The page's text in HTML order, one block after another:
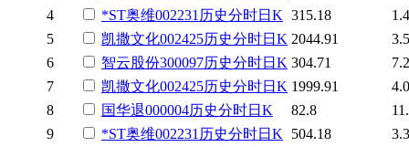
4
*ST奥维002231 历史分时日K 315.18
5
凯撒文化002425历史分时日K 2044.91
6
智云股份300097历史分时日K 304.71
7
凯撒文化002425历史分时日K 1999.91
8
国华退000004历史分时日K 82.8
9
*ST奥维002231 历史分时日K 504.18